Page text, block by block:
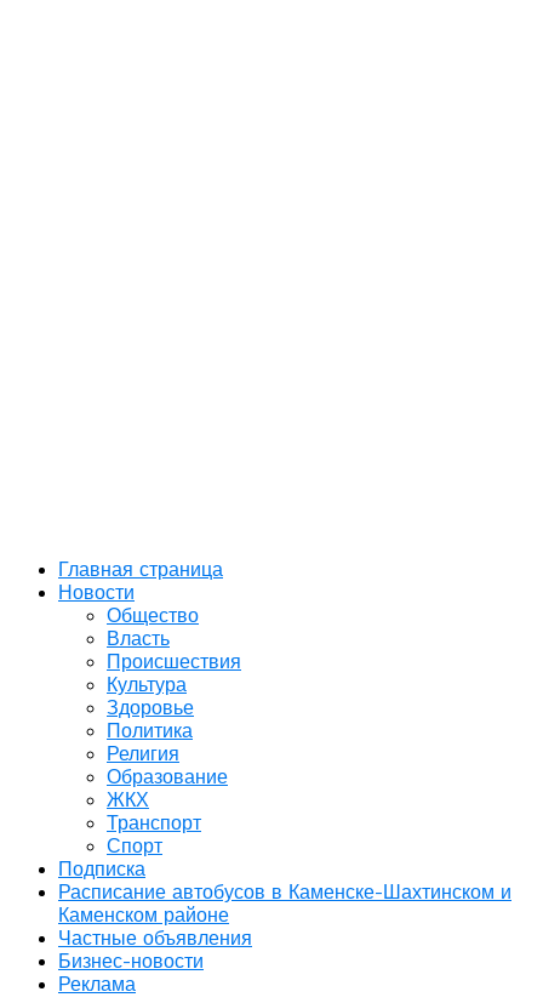
Главная страница
Новости
Общество
Власть
Происшествия
Культура
Здоровье
Политика
Религия
Образование
ЖКХ
Транспорт
Спорт
Подписка
Расписание автобусов в Каменске-Шахтинском и
Каменском районе
Частные объявления
Бизнес-новости
Реклама